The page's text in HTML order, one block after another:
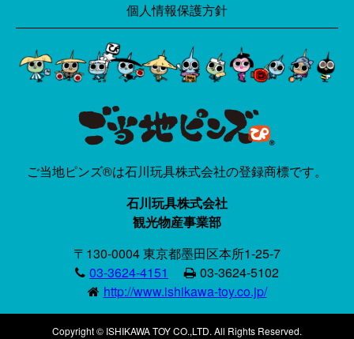
個人情報保護方針
ご当地ピンズ®は石川玩具株式会社の登録商標です。
石川玩具株式会社
観光物産事業部
〒130-0004 東京都墨田区本所1-25-7
03-3624-4151
03-3624-5102
http://www.ishikawa-toy.co.jp/
Copyright © ISHIKAWA TOY CO.,LTD. All Rights Reserved.